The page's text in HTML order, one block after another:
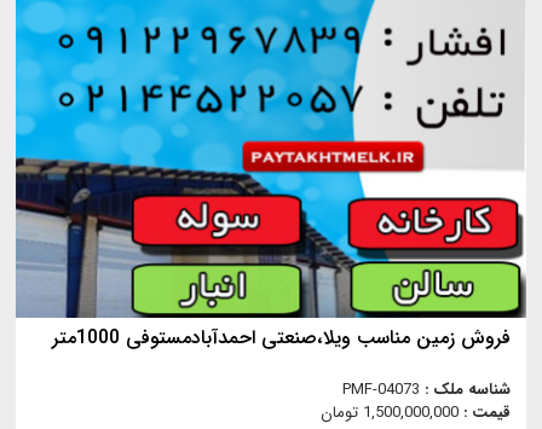
فروش زمین مناسب ویلا،صنعتی احمدآبادمستوفی 1000متر
شناسه ملک : PMF-04073
قیمت : 1,500,000,000 تومان